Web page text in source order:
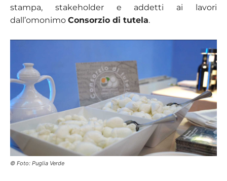
stampa, stakeholder e addetti ai lavori
dall’omonimo Consorzio di tutela.
© Foto: Puglia Verde